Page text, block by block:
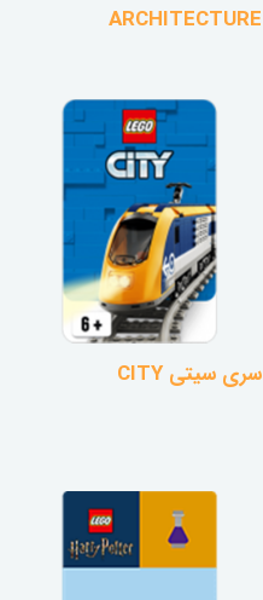
ARCHITECTURE
سری سیتی CITY